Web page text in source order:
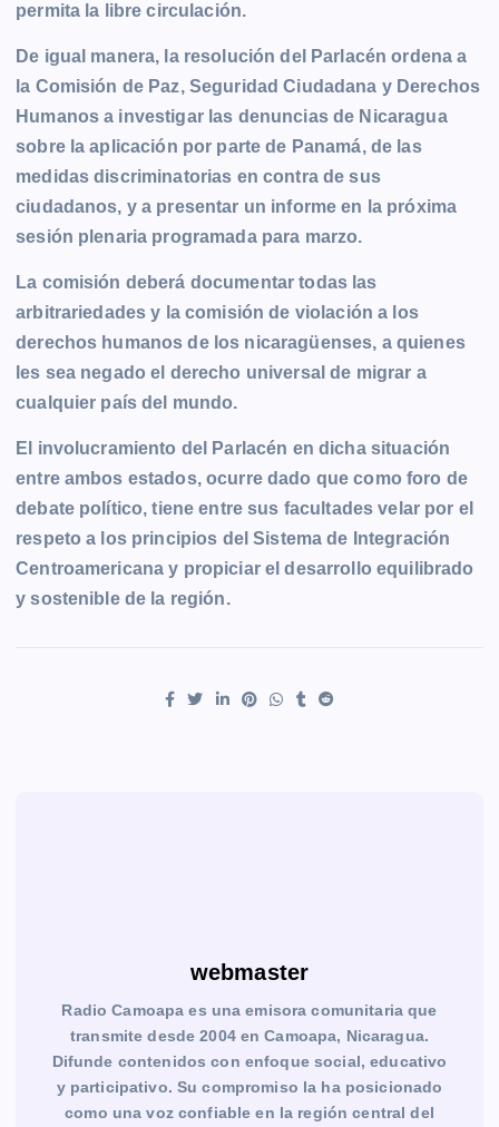
permita la libre circulación.
De igual manera, la resolución del Parlacén ordena a
la Comisión de Paz, Seguridad Ciudadana y Derechos
Humanos a investigar las denuncias de Nicaragua
sobre la aplicación por parte de Panamá, de las
medidas discriminatorias en contra de sus
ciudadanos, y a presentar un informe en la próxima
sesión plenaria programada para marzo.
La comisión deberá documentar todas las
arbitrariedades y la comisión de violación a los
derechos humanos de los nicaragüenses, a quienes
les sea negado el derecho universal de migrar a
cualquier país del mundo.
El involucramiento del Parlacén en dicha situación
entre ambos estados, ocurre dado que como foro de
debate político, tiene entre sus facultades velar por el
respeto a los principios del Sistema de Integración
Centroamericana y propiciar el desarrollo equilibrado
y sostenible de la región.
webmaster
Radio Camoapa es una emisora comunitaria que
transmite desde 2004 en Camoapa, Nicaragua.
Difunde contenidos con enfoque social, educativo
y participativo. Su compromiso la ha posicionado
como una voz confiable en la región central del